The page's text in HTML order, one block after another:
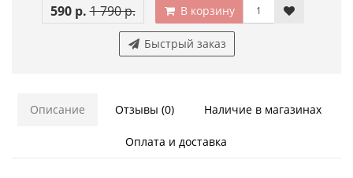
590 р. 1 790 р. В корзину
Быстрый заказ
Описание Отзывы (0) Наличие в магазинах
Оплата и доставка